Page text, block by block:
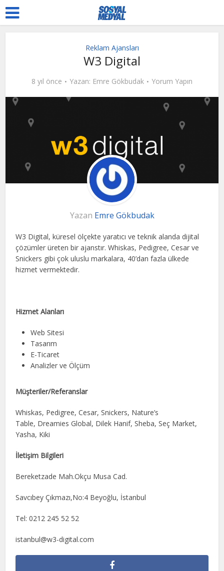
Reklam Ajansları
W3 Digital
8 yıl önce Yazan: Emre Gökbudak Yorum Yapın
Yazan Emre Gökbudak
W3 Digital, küresel ölçekte yaratıcı ve teknik alanda dijital
çözümler üreten bir ajanstır. Whiskas, Pedigree, Cesar ve
Snickers gibi çok uluslu markalara, 40’dan fazla ülkede
hizmet vermektedir.
Hizmet Alanları
Web Sitesi
Tasarım
E-Ticaret
Analizler ve Ölçüm
Müşteriler/Referanslar
Whiskas, Pedigree, Cesar, Snickers, Nature’s
Table, Dreamies Global, Dilek Hanif, Sheba, Seç Market,
Yasha, Kiki
İletişim Bilgileri
Bereketzade Mah.Okçu Musa Cad.
Savcıbey Çıkmazı,No:4 Beyoğlu, İstanbul
Tel: 0212 245 52 52
istanbul@w3-digital.com